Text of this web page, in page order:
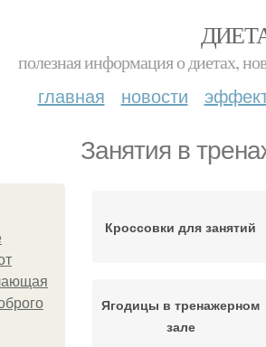
полезная информация о диетах,
главная новости
Занятия в
Кроссовки для занятий
Ягодицы в тренажерном
зале